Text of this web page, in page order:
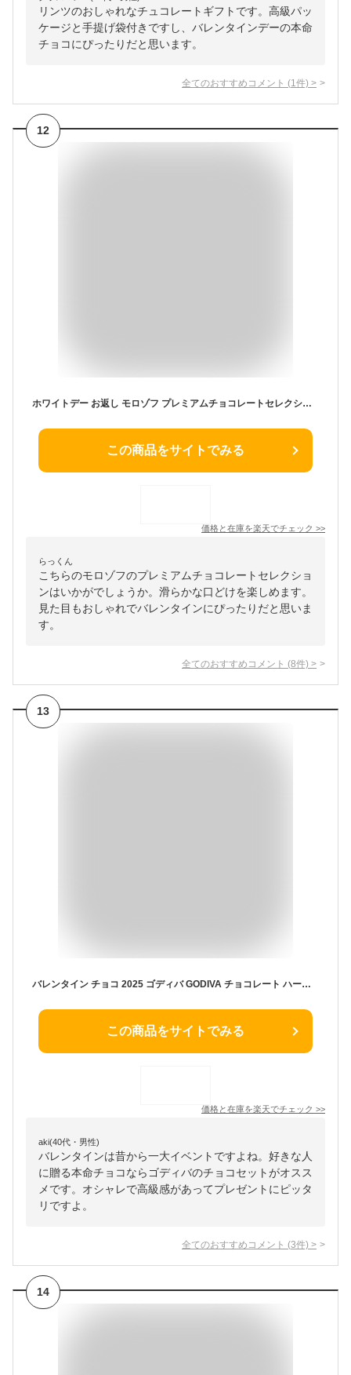
リンツのおしゃれなチュコレートギフトです。高級パッ
ケージと手提げ袋付きですし、バレンタインデーの本命
チョコにぴったりだと思います。
全てのおすすめコメント (1 件) >
12
ホワイトデー お返し モロゾフ プレミアムチョコレートセレクション 30個 C-26 BD スイーツ おしゃれ ブランドチョコ プレゼント 高級 手土産 3000円台 gws 百貨店お菓子 内祝い お菓子
この商品をサイトでみる
価格と在庫を楽天でチェック >>
らっくん
こちらのモロゾフのプレミアムチョコレートセレクショ
ンはいかがでしょうか。滑らかな口どけを楽しめます。
見た目もおしゃれでバレンタインにぴったりだと思いま
す。
全てのおすすめコメント (8件) >
13
バレンタイン チョコ 2025 ゴディバ GODIVA チョコレート ハート オブ ゴールドコレクション 10粒入 （208911） のし包装メッセージカード不可 C-25 YC / ギフト お菓子 スイーツ おしゃれ ブランドチョコ 誕生日プレゼント 本命 贈答品 JGS ホワイトデー お返し
この商品をサイトでみる
価格と在庫を楽天でチェック >>
aki(40代・男性)
バレンタインは昔から一大イベントですよね。好きな人
に贈る本命チョコならゴディバのチョコセットがオスス
メです。オシャレで高級感があってプレゼントにピッタ
リですよ。
全てのおすすめコメント (3件) >
14